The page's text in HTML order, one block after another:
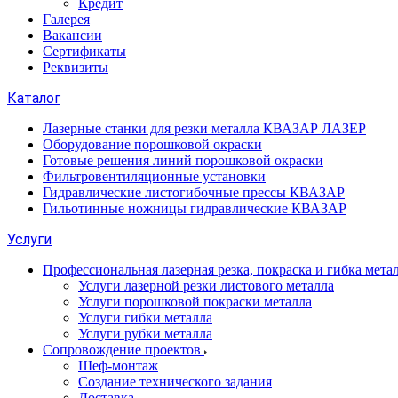
Кредит
Галерея
Вакансии
Сертификаты
Реквизиты
Каталог
Лазерные станки для резки металла КВАЗАР ЛАЗЕР
Оборудование порошковой окраски
Готовые решения линий порошковой окраски
Фильтровентиляционные установки
Гидравлические листогибочные прессы КВАЗАР
Гильотинные ножницы гидравлические КВАЗАР
Услуги
Профессиональная лазерная резка, покраска и гибка
Услуги лазерной резки листового металла
Услуги порошковой покраски металла
Услуги гибки металла
Услуги рубки металла
Сопровождение проектов
Шеф-монтаж
Создание технического задания